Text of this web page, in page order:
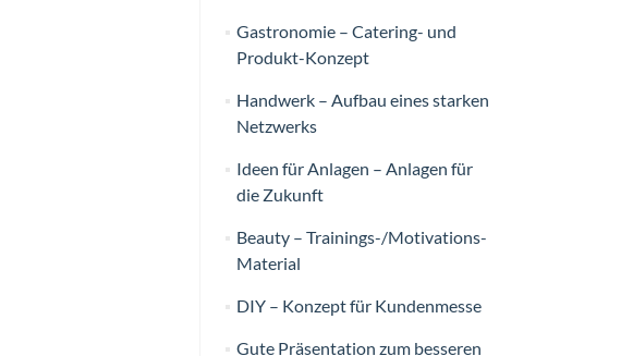
Gastronomie – Catering- und
Produkt-Konzept
Handwerk – Aufbau eines starken
Netzwerks
Ideen für Anlagen – Anlagen für
die Zukunft
Beauty – Trainings-/Motivations-
Material
DIY – Konzept für Kundenmesse
Gute Präsentation zum besseren